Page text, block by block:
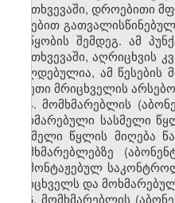
შემთხვევაში, დროებითი
წესებით
მოწყობის შემდეგ. ამ
შემთხვევაში,
ვალდებულია, ამ წესების
(ასეთი მრიცხველის
4. მომხმარებლის
მოხმარებული სასმელი
სასმელი წყლის მიღება
მომხმარებლებზე
დამონტაჟებულ
მრიცხველს და
5. მომხმარებლის